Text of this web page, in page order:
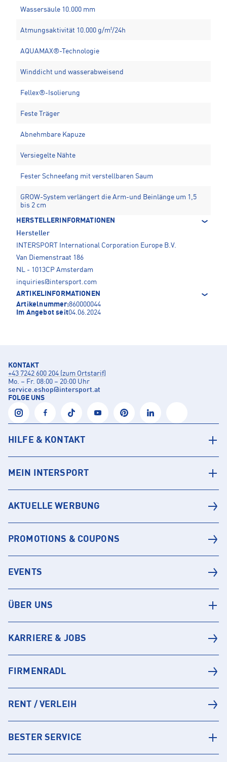
Wassersäule 10.000 mm
Atmungsaktivität 10.000 g/m²/24h
AQUAMAX®-Technologie
Winddicht und wasserabweisend
Fellex®-Isolierung
Feste Träger
Abnehmbare Kapuze
Versiegelte Nähte
Fester Schneefang mit verstellbaren Saum
GROW-System verlängert die Arm-und Beinlänge um 1,5
bis 2 cm
HERSTELLERINFORMATIONEN
Hersteller
INTERSPORT International Corporation Europe B.V.
Van Diemenstraat 186
NL - 1013CP Amsterdam
inquiries@intersport.com
ARTIKELINFORMATIONEN
Artikelnummer:860000044
Im Angebot seit04.06.2024
KONTAKT
+43 7242 600 204 (zum Ortstarif)
Mo. – Fr. 08:00 – 20:00 Uhr
service.eshop@intersport.at
FOLGE UNS
HILFE & KONTAKT
MEIN INTERSPORT
AKTUELLE WERBUNG
PROMOTIONS & COUPONS
EVENTS
ÜBER UNS
KARRIERE & JOBS
FIRMENRADL
RENT / VERLEIH
BESTER SERVICE